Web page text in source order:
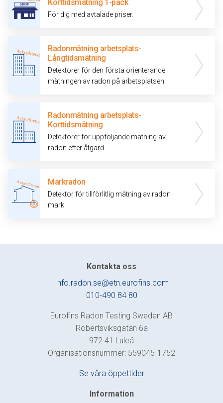
Korttidsmätning 1-pack
För dig med avtalade priser.
Radonmätning arbetsplats-
Långtidsmätning
Detektorer för den första orienterande
mätningen av radon på arbetsplatsen.
Radonmätning arbetsplats-
Korttidsmätning
Detektorer för uppföljande mätning av
radon efter åtgärd.
Markradon
Detektor för tillförlitlig mätning av radon i
mark.
Kontakta oss
Info.radon.se@etn.eurofins.com
010-490 84 80
Eurofins Radon Testing Sweden AB
Robertsviksgatan 6a
972 41 Luleå
Organisationsnummer: 559045-1752
Se våra öppettider
Information